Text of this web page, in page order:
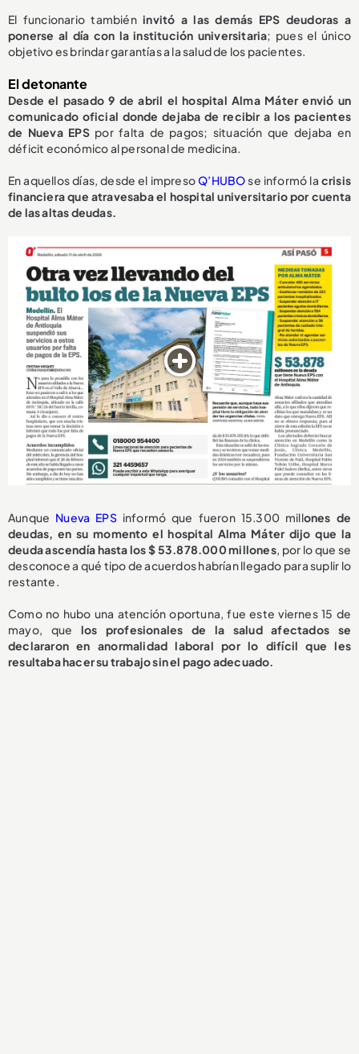
El funcionario tambiéninvitó a las demás EPS deudoras a
ponerse al día con la institución universitaria; pues el único
objetivo es brindar garantías a la salud de los pacientes.
El detonante
Desde el pasado 9 de abril el hospital Alma Máter envió un
comunicado oficial donde dejaba de recibir a los pacientes
de Nueva EPSpor falta de pagos; situación que dejaba en
déficit económico al personal de medicina.
En aquellos días, desde el impresoQ’HUBOse informó la crisis
financiera que atravesaba el hospital universitario por cuenta
de las altas deudas.
Aunque Nueva EPSinformó que fueron 15.300 millones de
deudas, en su momento el hospital Alma Máter dijo que la
deuda ascendía hasta los $ 53.878.000 millones, por lo que se
desconoce a qué tipo de acuerdos habrían llegado para suplir lo
restante.
Como no hubo una atención oportuna, fue este viernes 15 de
mayo, que los profesionales de la salud afectados se
declararon en anormalidad laboral por lo difícil que les
resultaba hacer su trabajo sin el pago adecuado.